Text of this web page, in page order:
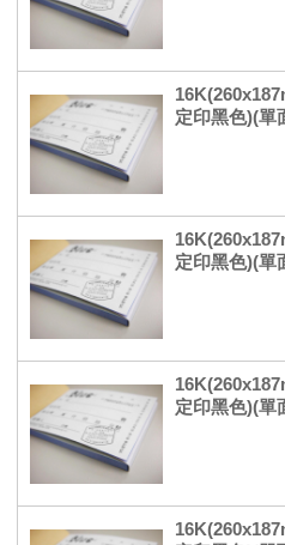
定印黑色)(單
定印黑色)(單
定印黑色)(單